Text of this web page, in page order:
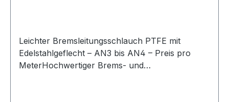
Leichter Bremsleitungsschlauch PTFE mit
Edelstahlgeflecht – AN3 bis AN4 – Preis pro
MeterHochwertiger Brems- und